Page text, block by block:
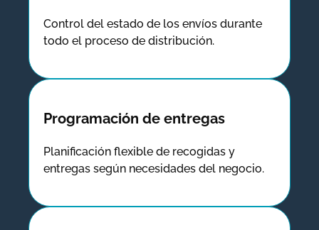
Control del estado de los envíos durante
todo el proceso de distribución.
Programación de entregas
Planificación flexible de recogidas y
entregas según necesidades del negocio.